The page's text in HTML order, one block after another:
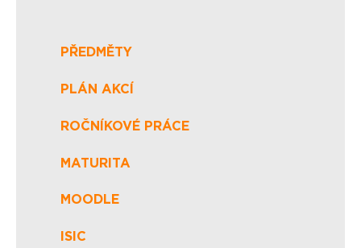
PŘEDMĚTY
PLÁN AKCÍ
ROČNÍKOVÉ PRÁCE
MATURITA
MOODLE
ISIC